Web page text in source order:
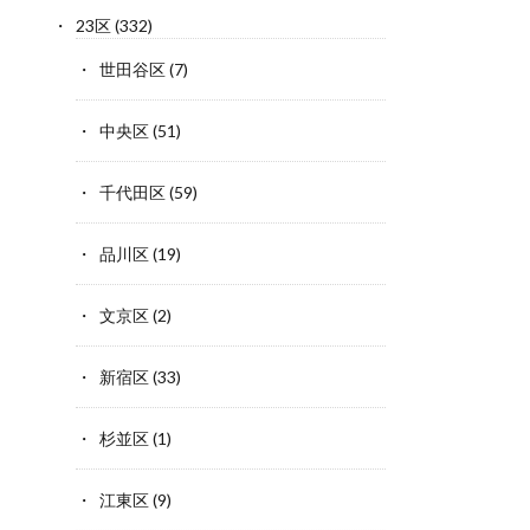
23区(332)
世田谷区(7)
中央区(51)
千代田区(59)
品川区(19)
文京区(2)
新宿区(33)
杉並区(1)
江東区(9)